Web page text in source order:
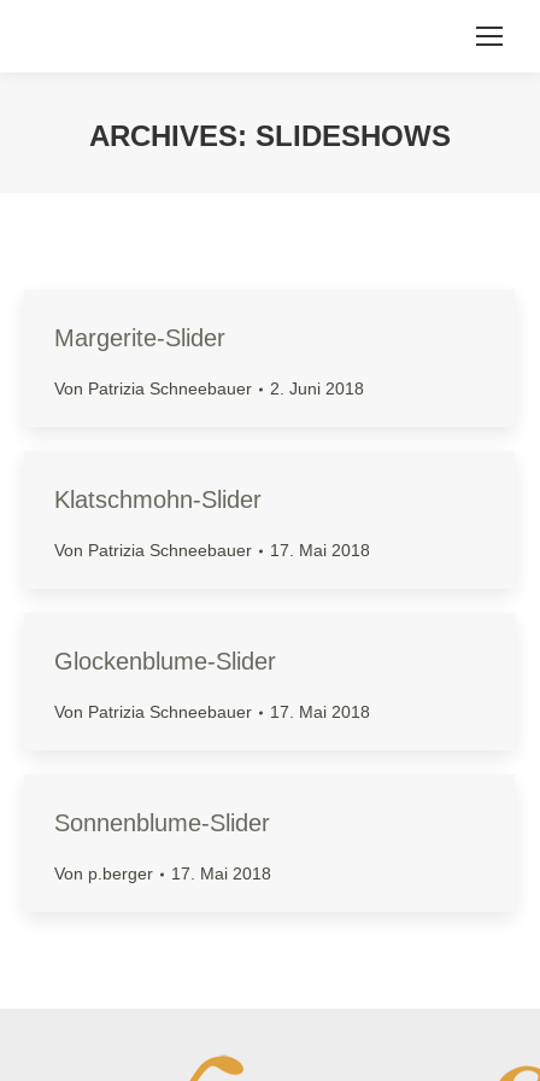
ARCHIVES: SLIDESHOWS
Margerite-Slider
Von Patrizia Schneebauer 2. Juni 2018
Klatschmohn-Slider
Von Patrizia Schneebauer 17. Mai 2018
Glockenblume-Slider
Von Patrizia Schneebauer 17. Mai 2018
Sonnenblume-Slider
Von p.berger 17. Mai 2018